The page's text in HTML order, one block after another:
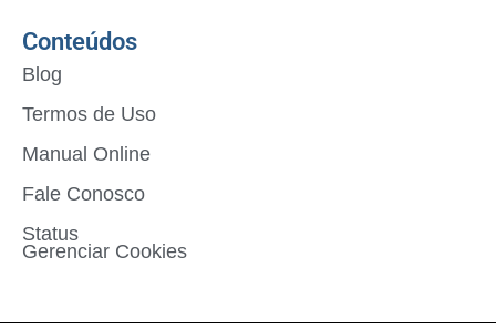
Conteúdos
Blog
Termos de Uso
Manual Online
Fale Conosco
Status
Gerenciar Cookies